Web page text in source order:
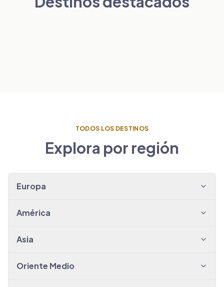
París
PAÍSES BAJOS
TODOS LOS DESTINOS
Explora por región
Europa
América
Asia
Oriente Medio